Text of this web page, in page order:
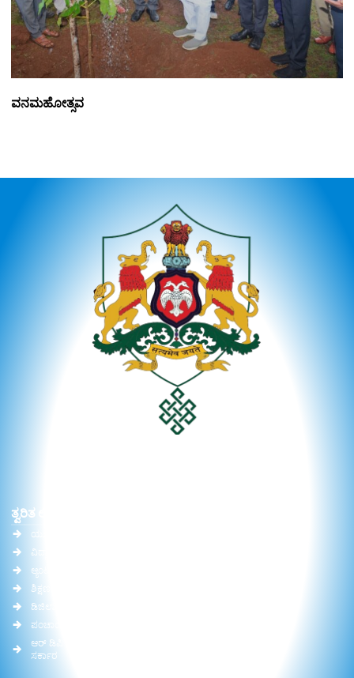
ವನಮಹೋತ್ಸವ
ತ್ವರಿತ ಲಿಂಕ್‌ಗಳು
ಯು.ಜಿ.ಸಿ.
ವಿದ್ವಾನ್
ಆ್ಯಂಟಿ ರ್ಯಾಗಿಂಗ್
ಶಿಕ್ಷಣ ಸಚಿವಾಲಯ (MoE)
ಡಿಜಿಲಾಕರ್
ಪಂಚಾಯತ್ ರಾಜ್ ಸಚಿವಾಲಯ
ಆರ್ ಡಿಪಿ ಆರ್ ಇಲಾಖೆ, ಕರ್ನಾಟಕ
ಸರ್ಕಾರ